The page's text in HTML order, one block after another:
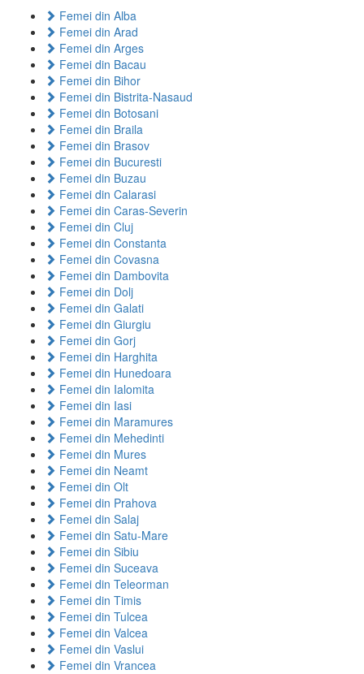
Femei din Alba
Femei din Arad
Femei din Arges
Femei din Bacau
Femei din Bihor
Femei din Bistrita-Nasaud
Femei din Botosani
Femei din Braila
Femei din Brasov
Femei din Bucuresti
Femei din Buzau
Femei din Calarasi
Femei din Caras-Severin
Femei din Cluj
Femei din Constanta
Femei din Covasna
Femei din Dambovita
Femei din Dolj
Femei din Galati
Femei din Giurgiu
Femei din Gorj
Femei din Harghita
Femei din Hunedoara
Femei din Ialomita
Femei din Iasi
Femei din Maramures
Femei din Mehedinti
Femei din Mures
Femei din Neamt
Femei din Olt
Femei din Prahova
Femei din Salaj
Femei din Satu-Mare
Femei din Sibiu
Femei din Suceava
Femei din Teleorman
Femei din Timis
Femei din Tulcea
Femei din Valcea
Femei din Vaslui
Femei din Vrancea